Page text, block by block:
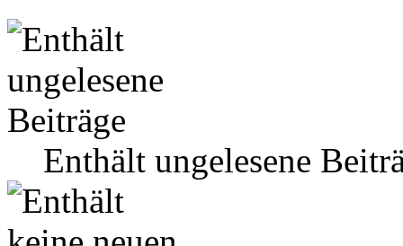
Enthält ungelesene